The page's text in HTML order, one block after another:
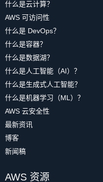
什么是云计算？
AWS 可访问性
什么是 DevOps？
什么是容器？
什么是数据湖？
什么是人工智能（AI）？
什么是生成式人工智能？
什么是机器学习（ML）？
AWS 云安全性
最新资讯
博客
新闻稿
AWS 资源